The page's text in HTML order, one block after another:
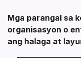
Mga parangal sa
organisasyon o
ang halaga at